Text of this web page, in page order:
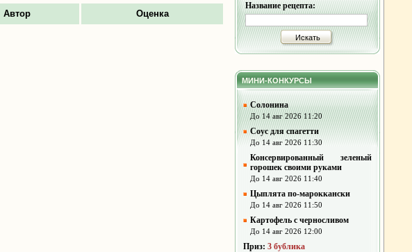
Автор Оценка
Название рецепта:
Искать
МИНИ-КОНКУРСЫ
Солонина
До 14 авг 2026 11:20
Соус для спагетти
До 14 авг 2026 11:30
Консервированный зеленый
горошек своими руками
До 14 авг 2026 11:40
Цыплята по-мароккански
До 14 авг 2026 11:50
Картофель с черносливом
До 14 авг 2026 12:00
Приз: 3 бублика